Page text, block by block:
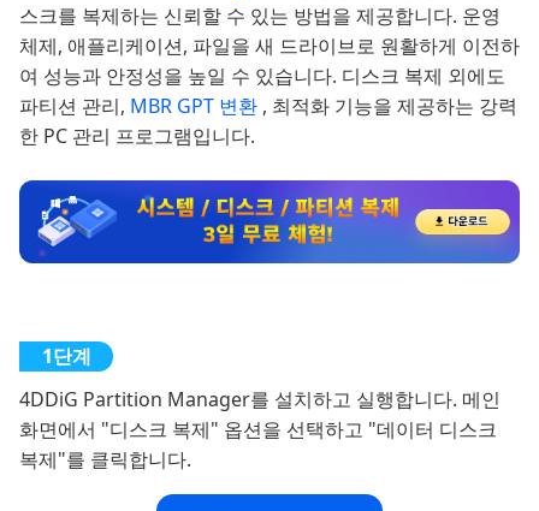
스크를 복제하는 신뢰할 수 있는 방법을 제공합니다. 운영
체제, 애플리케이션, 파일을 새 드라이브로 원활하게 이전하
여 성능과 안정성을 높일 수 있습니다. 디스크 복제 외에도
파티션 관리, MBR GPT 변환 , 최적화 기능을 제공하는 강력
한 PC 관리 프로그램입니다.
4DDiG Partition Manager를 설치하고 실행합니다. 메인
화면에서 "디스크 복제" 옵션을 선택하고 "데이터 디스크
복제"를 클릭합니다.